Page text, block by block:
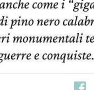
come i
pino nero
monumentali
e